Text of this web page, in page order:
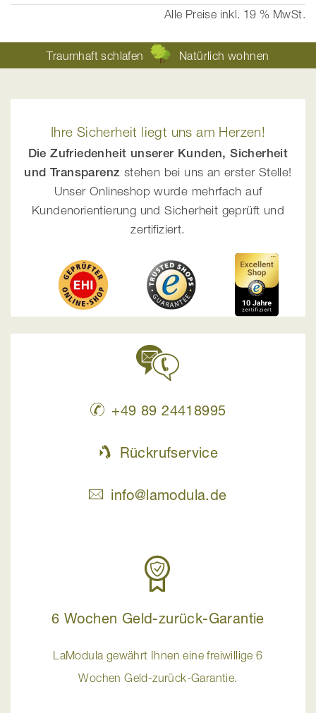
gerade
Alle Preise inkl. 19 % MwSt.
Traumhaft schlafen Natürlich wohnen
Ihre Sicherheit liegt uns am Herzen!
Die Zufriedenheit unserer Kunden, Sicherheit
und Transparenz stehen bei uns an erster Stelle!
Unser Onlineshop wurde mehrfach auf
Kundenorientierung und Sicherheit geprüft und
zertifiziert.
+49 89 24418995
Rückrufservice
info@lamodula.de
6 Wochen Geld-zurück-Garantie
LaModula gewährt Ihnen eine freiwillige 6
Wochen Geld-zurück-Garantie.